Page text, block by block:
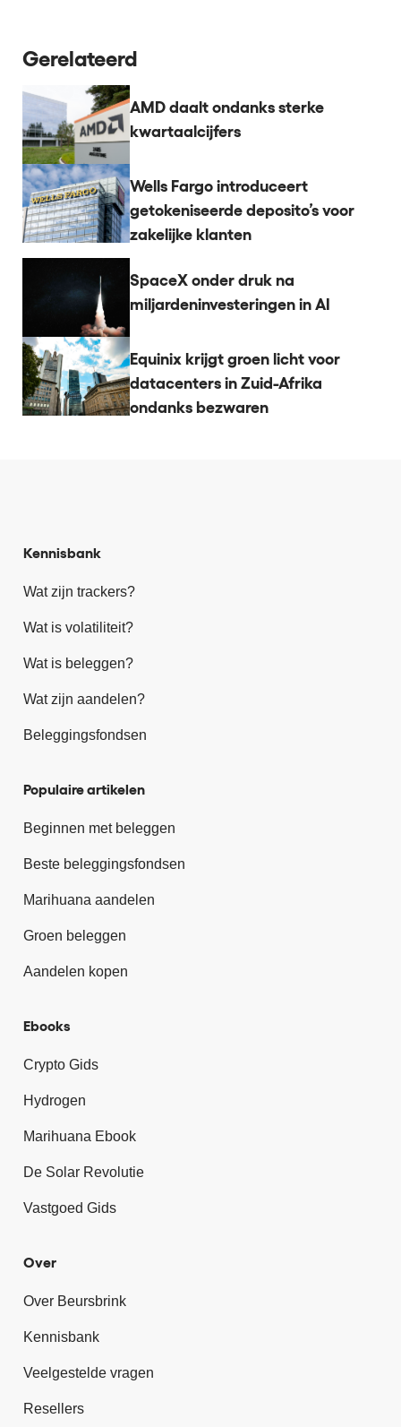
Gerelateerd
AMD daalt ondanks sterke
kwartaalcijfers
Wells Fargo introduceert
getokeniseerde deposito’s voor
zakelijke klanten
SpaceX onder druk na
miljardeninvesteringen in AI
Equinix krijgt groen licht voor
datacenters in Zuid-Afrika
ondanks bezwaren
Kennisbank
Wat zijn trackers?
Wat is volatiliteit?
Wat is beleggen?
Wat zijn aandelen?
Beleggingsfondsen
Populaire artikelen
Beginnen met beleggen
Beste beleggingsfondsen
Marihuana aandelen
Groen beleggen
Aandelen kopen
Ebooks
Crypto Gids
Hydrogen
Marihuana Ebook
De Solar Revolutie
Vastgoed Gids
Over
Over Beursbrink
Kennisbank
Veelgestelde vragen
Resellers